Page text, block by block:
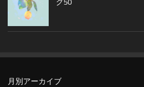
グ50
月別アーカイブ